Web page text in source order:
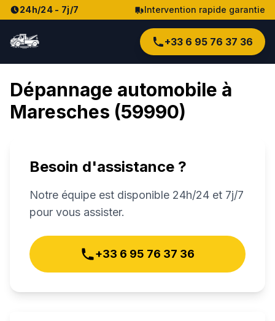
24h/24 - 7j/7 Intervention rapide garantie
+33 6 95 76 37 36
Dépannage automobile à
Maresches (59990)
Besoin d'assistance ?
Notre équipe est disponible 24h/24 et 7j/7
pour vous assister.
+33 6 95 76 37 36